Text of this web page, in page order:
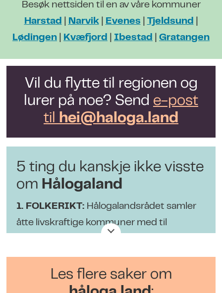
Besøk nettsiden til en av våre kommuner
Harstad
Narvik| Evenes Tjeldsund
Lødingen
Kvæfjord Ibestad Gratangen
Vil du flytte til regionen og
lurer på noe? Send e-post
til
hei@haloga.land
5 ting du kanskje ikke visste
om Hålogaland
1. FOLKERIKT: Hålogalandsrådet samler
åtte livskraftige kommuner med til
for stor aktivitet innen blant annet
Les flere saker om